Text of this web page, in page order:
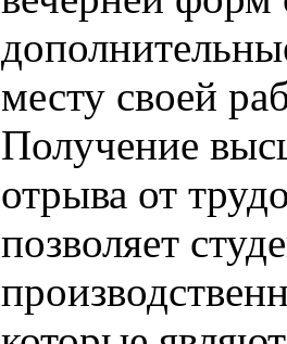
месту своей
Получение
отрыва от
позволяет